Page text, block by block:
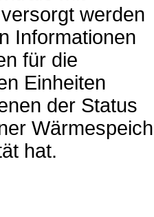
werden
Informationen
für die
Einheiten
der Status
hat.